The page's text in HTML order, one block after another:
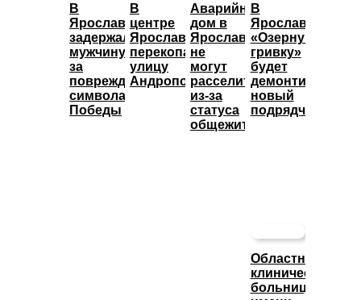
В
Ярославле
задержали
мужчину
за
повреждение
символа
Победы
В
центре
Ярославля
перекопали
улицу
Андропова
Аварийный
дом в
Ярославле
не
могут
расселить
из-за
статуса
общежития
В
Ярославле
«Озерную
гривку»
будет
демонтировать
новый
подрядчик
Областная
клиническая
больница